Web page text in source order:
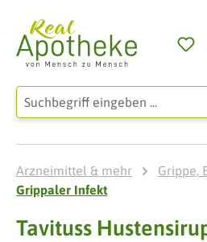
Zum Hauptinhalt springen
Arzneimittel & mehr
Grippe,
Grippaler Infekt
Tavituss